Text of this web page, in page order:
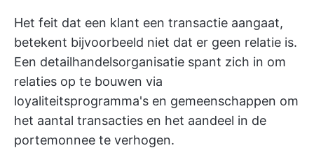
Het feit dat een klant een transactie aangaat,
betekent bijvoorbeeld niet dat er geen relatie is.
Een detailhandelsorganisatie spant zich in om
relaties op te bouwen via
loyaliteitsprogramma's en gemeenschappen om
het aantal transacties en het aandeel in de
portemonnee te verhogen.